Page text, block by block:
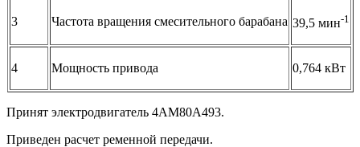
3 Частота вращения смесительного барабана 39,5 мин-1
4 Мощность привода 0,764 кВт
Принят электродвигатель 4АМ80А493.
Приведен расчет ременной передачи.